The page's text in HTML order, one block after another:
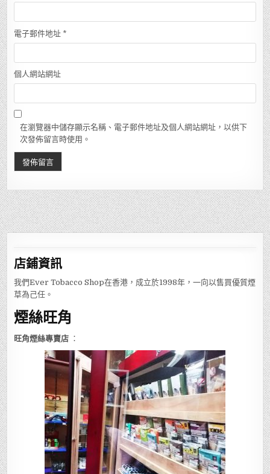
電子郵件地址 *
個人網站網址
在瀏覽器中儲存顯示名稱、電子郵件地址及個人網站網址，以供下
次發佈留言時使用。
店鋪資訊
我們Ever Tobacco Shop在香港，成立於1998年，一向以售買優質煙
草為己任。
煙絲旺角
旺角煙絲專賣店 ：